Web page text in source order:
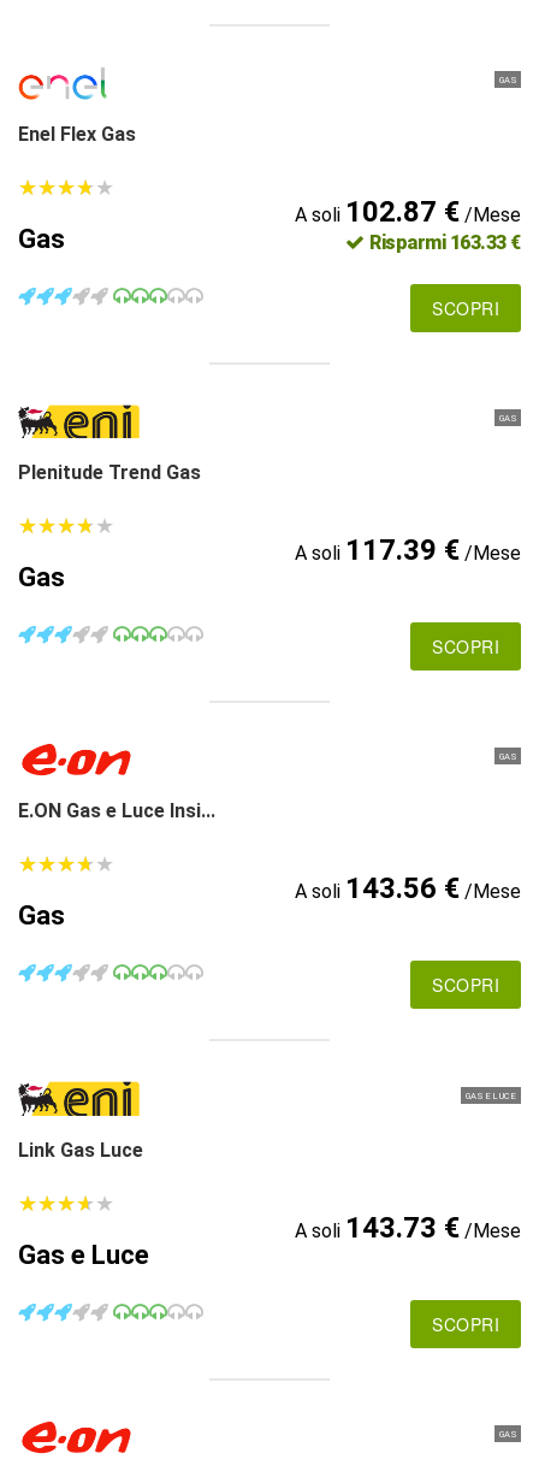
GAS
Enel Flex Gas
★★★★★
★★★★★
Gas
A soli 102.87 €/Mese
Risparmi 163.33 €
SCOPRI
GAS
Plenitude Trend Gas
★★★★★
★★★★★
Gas
A soli 117.39 €/Mese
SCOPRI
GAS
E.ON Gas e Luce Insi...
★★★★★
★★★★★
Gas
A soli 143.56 €/Mese
SCOPRI
GAS E LUCE
Link Gas Luce
★★★★★
★★★★★
Gas e Luce
A soli 143.73 €/Mese
SCOPRI
GAS